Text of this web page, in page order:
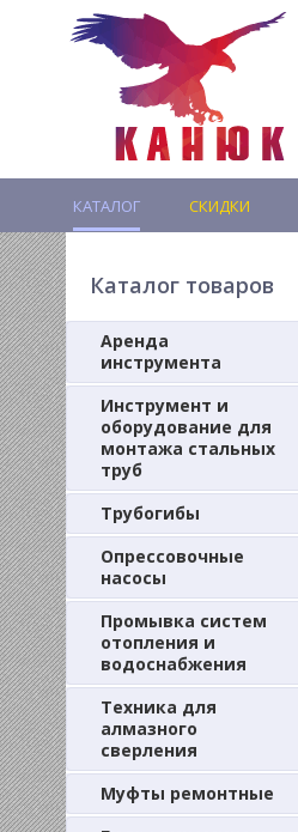
КАТАЛОГ СКИДКИ
Каталог товаров
Аренда
инструмента
Инструмент и
оборудование для
монтажа стальных
труб
Трубогибы
Опрессовочные
насосы
Промывка систем
отопления и
водоснабжения
Техника для
алмазного
сверления
Муфты ремонтные